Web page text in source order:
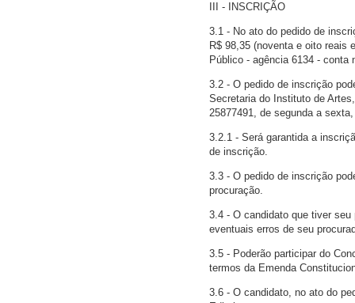
III - INSCRIÇÃO
3.1 - No ato do pedido de
R$ 98,35 (noventa e oito reais
Público - agência 6134 - conta
3.2 - O pedido de inscrição
Secretaria do Instituto de
25877491, de segunda a
3.2.1 - Será garantida a
de inscrição.
3.3 - O pedido de inscrição
procuração.
3.4 - O candidato que tiver
eventuais erros de seu
3.5 - Poderão participar do
termos da Emenda
3.6 - O candidato, no ato do